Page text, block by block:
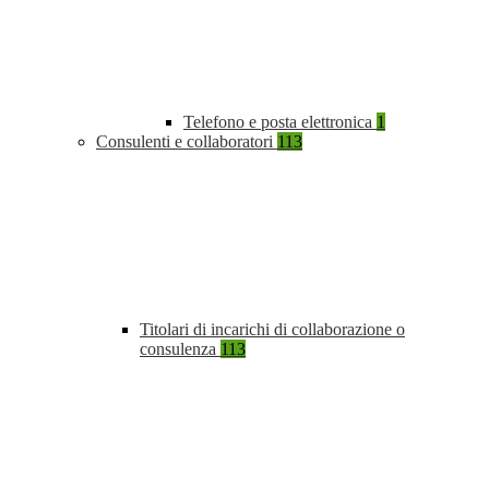
Telefono e posta elettronica 1
Consulenti e collaboratori 113
Titolari di incarichi di collaborazione o
consulenza 113